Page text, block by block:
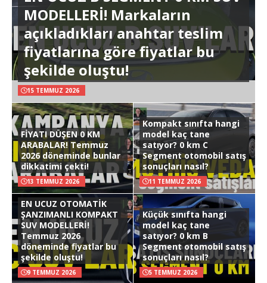
MODELLERİ! Markaların
açıkladıkları anahtar teslim
fiyatlarına göre fiyatlar bu
şekilde oluştu!
15 TEMMUZ 2026
FİYATI DÜŞEN 0 KM
ARABALAR! Temmuz
2026 döneminde bunlar
dikkatimi çekti!
13 TEMMUZ 2026
Kompakt sınıfta hangi
model kaç tane
satıyor? 0 km C
Segment otomobil satış
sonuçları nasıl?
11 TEMMUZ 2026
EN UCUZ OTOMATİK
ŞANZIMANLI KOMPAKT
SUV MODELLERİ!
Temmuz 2026
döneminde fiyatlar bu
şekilde oluştu!
9 TEMMUZ 2026
Küçük sınıfta hangi
model kaç tane
satıyor? 0 km B
Segment otomobil satış
sonuçları nasıl?
5 TEMMUZ 2026